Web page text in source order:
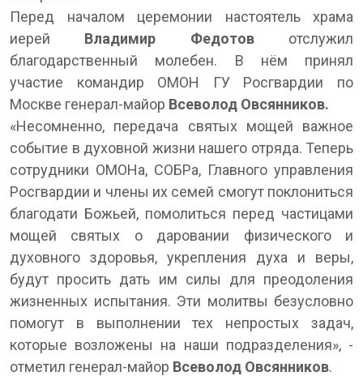
Перед началом церемонии настоятель храма
иерей Владимир Федотовотслужил
благодарственный молебен. В нём принял
участие командир ОМОН ГУ Росгвардии по
Москве генерал-майор Всеволод Овсянников.
«Несомненно, передача святых мощей важное
событие в духовной жизни нашего отряда. Теперь
сотрудники ОМОНа, СОБРа, Главного управления
Росгвардии и члены их семей смогут поклониться
благодати Божьей, помолиться перед частицами
мощей святых о даровании физического и
духовного здоровья, укрепления духа и веры,
будут просить дать им силы для преодоления
жизненных испытания. Эти молитвы безусловно
помогут в выполнении тех непростых задач,
которые возложены на наши подразделения», -
отметил генерал-майор Всеволод Овсянников.